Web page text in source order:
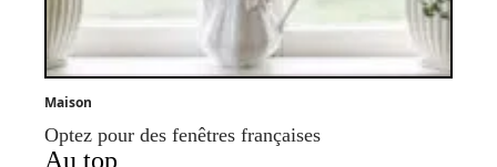
Maison
Optez pour des fenêtres françaises
Au top